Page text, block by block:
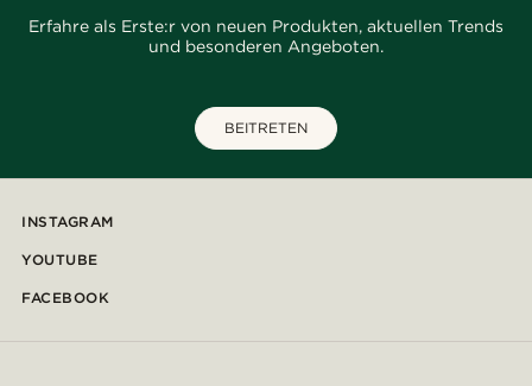
Erfahre als Erste:r von neuen Produkten, aktuellen Trends
und besonderen Angeboten.
BEITRETEN
INSTAGRAM
YOUTUBE
FACEBOOK